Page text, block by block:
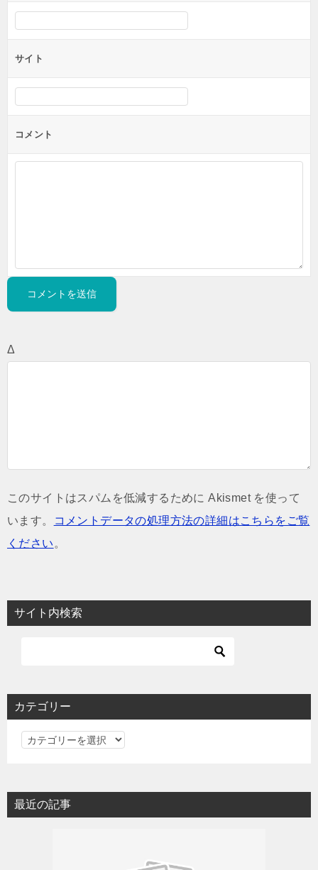
サイト
コメント
Δ
このサイトはスパムを低減するために Akismet を使って
います。
コメントデータの処理方法の詳細はこちらをご覧
ください 。
サイト内検索
カテゴリー
カ
リ
ー
最近の記事